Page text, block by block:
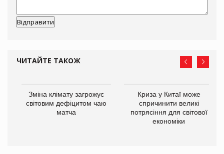
ЧИТАЙТЕ ТАКОЖ
Зміна клімату загрожує
світовим дефіцитом чаю
матча
Криза у Китаї може
спричинити великі
потрясіння для світової
економіки